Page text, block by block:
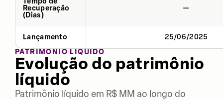
Recuperação
(Dias)
—
Lançamento
25/06/2025
PATRIMÔNIO LÍQUIDO
Evolução do patrimônio
líquido
Patrimônio líquido em R$ MM ao longo do